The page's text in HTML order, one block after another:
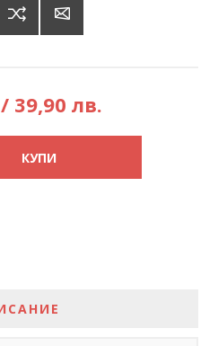
39,90 лв.